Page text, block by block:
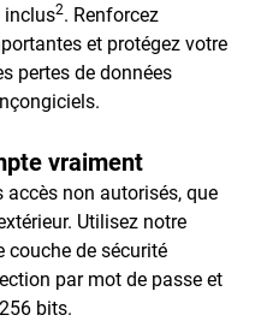
inclus2. Renforcez
et protégez votre
pertes de données
vraiment
accès non autorisés, que
Utilisez notre
couche de sécurité
par mot de passe et
bits.